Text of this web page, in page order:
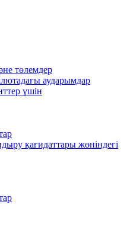
төлемдер
аударымдар
үшін
қағидаттары жөніндегі